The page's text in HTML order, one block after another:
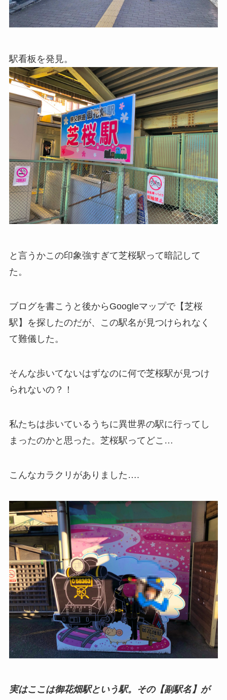
駅看板を発見。
と言うかこの印象強すぎて芝桜駅って暗記して
た。
ブログを書こうと後からGoogleマップで【芝桜
駅】を探したのだが、この駅名が見つけられなく
て難儀した。
そんな歩いてないはずなのに何で芝桜駅が見つけ
られないの？！
私たちは歩いているうちに異世界の駅に行ってし
まったのかと思った。芝桜駅ってどこ…
こんなカラクリがありました….
実はここは御花畑駅という駅。その【副駅名】が